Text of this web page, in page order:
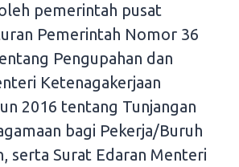
pemerintah pusat
Pemerintah Nomor 36
Pengupahan dan
Ketenagakerjaan
2016 tentang Tunjangan
bagi Pekerja/Buruh
serta Surat Edaran Menteri